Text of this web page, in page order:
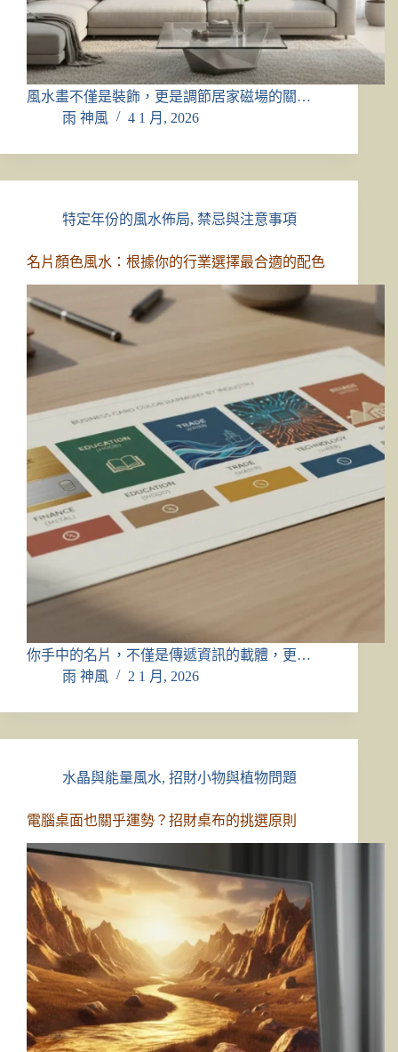
風水畫不僅是裝飾，更是調節居家磁場的關…
雨 神風
4 1 月, 2026
特定年份的風水佈局, 禁忌與注意事項
名片顏色風水：根據你的行業選擇最合適的配色
你手中的名片，不僅是傳遞資訊的載體，更…
雨 神風
2 1 月, 2026
水晶與能量風水, 招財小物與植物問題
電腦桌面也關乎運勢？招財桌布的挑選原則